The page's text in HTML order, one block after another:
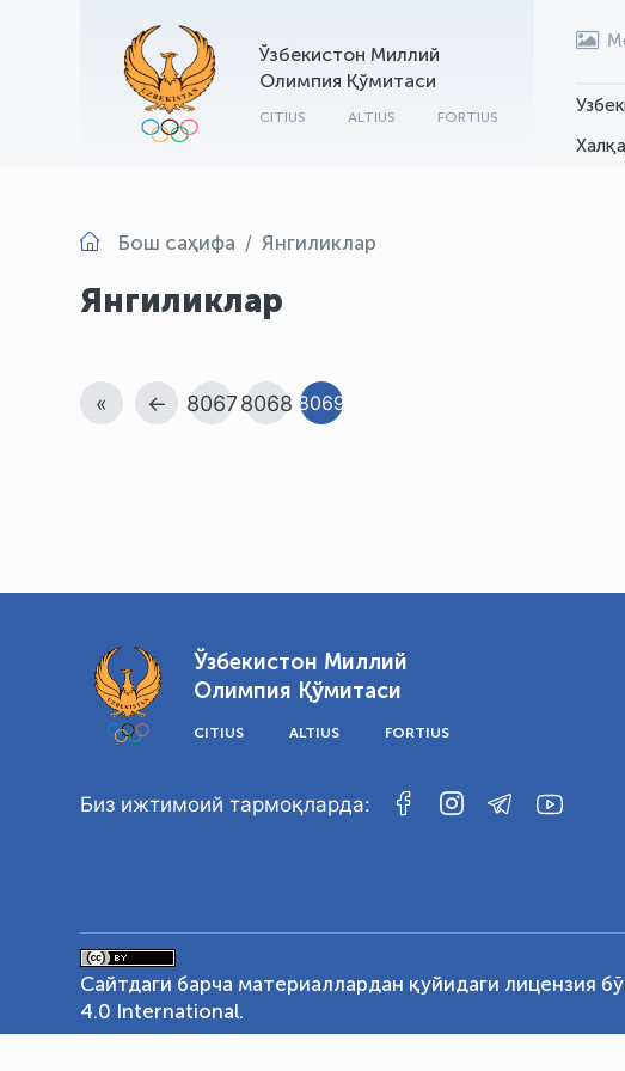
Ўзбекистон Миллий
Олимпия Қўмитаси
CITIUS ALTIUS FORTIUS
Бош саҳифа Янгиликлар
Янгиликлар
« ← 80678068 8069
Ўзбекистон Миллий
Олимпия Қўмитаси
CITIUS ALTIUS FORTIUS
Биз ижтимоий тармоқларда:
Сайтдаги барча материаллардан қуйидаги лицензия
4.0 International.